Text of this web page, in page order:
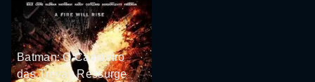
Batman: O Cavaleiro
das Trevas Ressurge